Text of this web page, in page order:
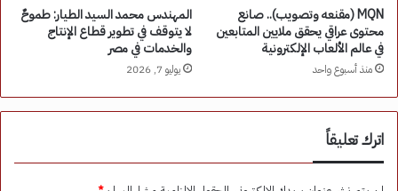
MQN (مقنعه وتصويب).. صانع
محتوى عراقي يحقق ملايين المتابعين
في عالم الألعاب الإلكترونية
منذ أسبوع واحد
المهندس محمد السيد الطيار: طموحٌ
لا يتوقف في تطوير قطاع الإنتاج
والخدمات في مصر
يوليو 7, 2026
اترك تعليقاً